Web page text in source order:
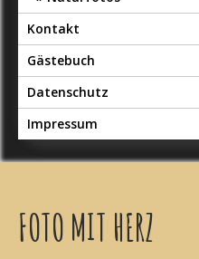
Kontakt
Gästebuch
Datenschutz
Impressum
FOTO MIT HERZ